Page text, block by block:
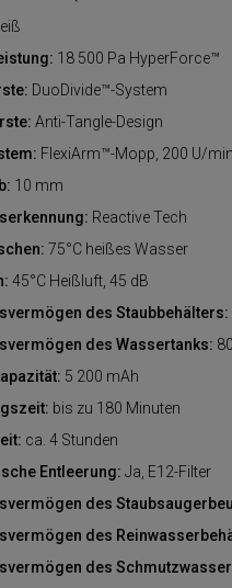
18 500 Pa HyperForce™
DuoDivide™-System
Anti-Tangle-Design
FlexiArm™-Mopp, 200 U/min.
10 mm
Reactive Tech
75°C heißes Wasser
45°C Heißluft, 45 dB
des Staubbehälters:
des Wassertanks:
5 200 mAh
bis zu 180 Minuten
ca. 4 Stunden
Entleerung: Ja, E12-Filter
des
des
des